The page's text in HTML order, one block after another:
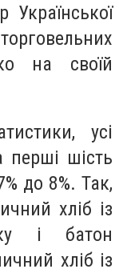
Української
на своїй
усі
перші шість
до 8%. Так,
хліб із
і батон
хліб із